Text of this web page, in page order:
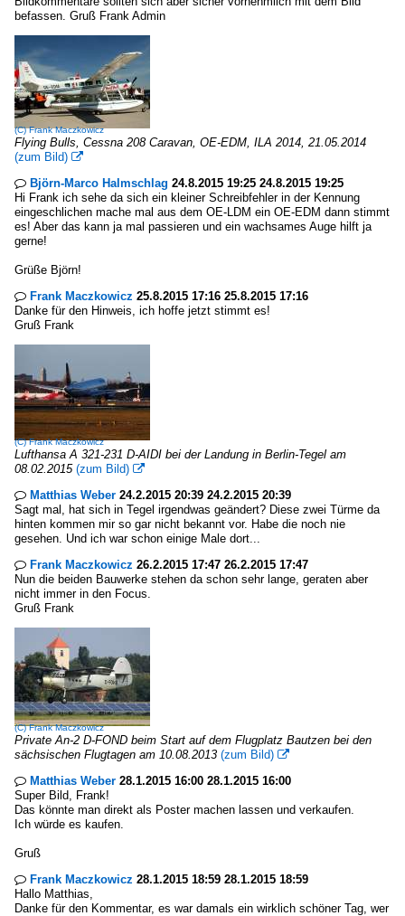
befassen. Gruß Frank Admin
(C)Frank Maczkowicz
Flying Bulls, Cessna 208 Caravan, OE-EDM, ILA 2014, 21.05.2014
(zum Bild) 
 Björn-Marco Halmschlag 24.8.2015 19:25 24.8.2015 19:25
Hi Frank ich sehe da sich ein kleiner Schreibfehler in der Kennung
eingeschlichen mache mal aus dem OE-LDM ein OE-EDM dann stimmt
es! Aber das kann ja mal passieren und ein wachsames Auge hilft ja
gerne!
Grüße Björn!
 Frank Maczkowicz 25.8.2015 17:16 25.8.2015 17:16
Danke für den Hinweis, ich hoffe jetzt stimmt es!
Gruß Frank
(C)Frank Maczkowicz
Lufthansa A 321-231 D-AIDI bei der Landung in Berlin-Tegel am
08.02.2015 (zum Bild) 
 Matthias Weber 24.2.2015 20:39 24.2.2015 20:39
Sagt mal, hat sich in Tegel irgendwas geändert? Diese zwei Türme da
hinten kommen mir so gar nicht bekannt vor. Habe die noch nie
gesehen. Und ich war schon einige Male dort...
 Frank Maczkowicz 26.2.2015 17:47 26.2.2015 17:47
Nun die beiden Bauwerke stehen da schon sehr lange, geraten aber
nicht immer in den Focus.
Gruß Frank
(C)Frank Maczkowicz
Private An-2 D-FOND beim Start auf dem Flugplatz Bautzen bei den
sächsischen Flugtagen am 10.08.2013 (zum Bild) 
 Matthias Weber 28.1.2015 16:00 28.1.2015 16:00
Super Bild, Frank!
Das könnte man direkt als Poster machen lassen und verkaufen.
Ich würde es kaufen.
Gruß
 Frank Maczkowicz 28.1.2015 18:59 28.1.2015 18:59
Hallo Matthias,
Danke für den Kommentar, es war damals ein wirklich schöner Tag, wer